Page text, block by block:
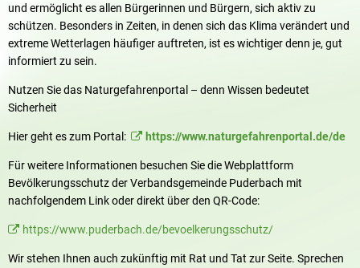
und ermöglicht es allen Bürgerinnen und Bürgern, sich aktiv zu
schützen. Besonders in Zeiten, in denen sich das Klima verändert und
extreme Wetterlagen häufiger auftreten, ist es wichtiger denn je, gut
informiert zu sein.
Nutzen Sie das Naturgefahrenportal – denn Wissen bedeutet
Sicherheit
Hier geht es zum Portal: https://www.naturgefahrenportal.de/de
Für weitere Informationen besuchen Sie die Webplattform
Bevölkerungsschutz der Verbandsgemeinde Puderbach mit
nachfolgendem Link oder direkt über den QR-Code:
https://www.puderbach.de/bevoelkerungsschutz/
Wir stehen Ihnen auch zukünftig mit Rat und Tat zur Seite. Sprechen